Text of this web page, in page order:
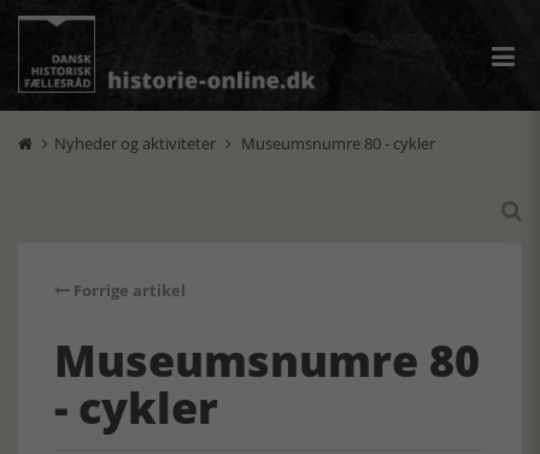
 Nyheder og aktiviteter  Museumsnumre 80 - cykler

Forrige artikel
Museumsnumre 80
- cykler